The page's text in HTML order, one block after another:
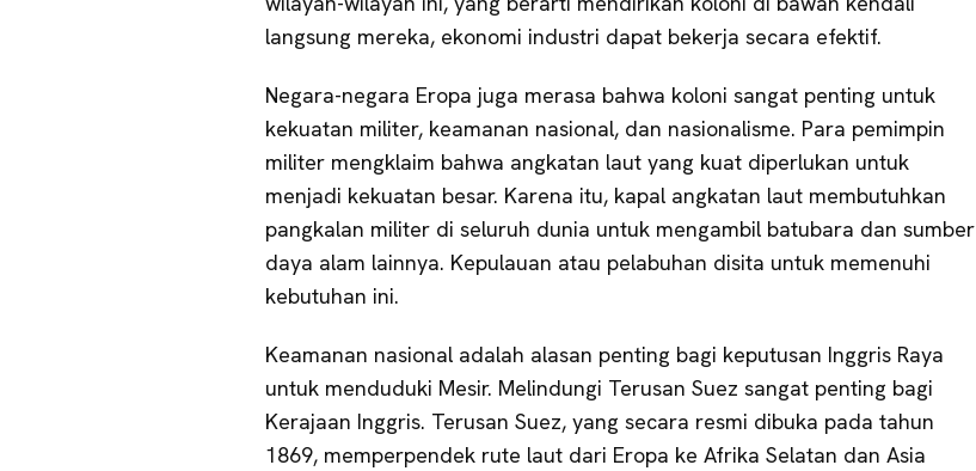
langsung mereka, ekonomi industri dapat bekerja secara efektif.
Negara-negara Eropa juga merasa bahwa koloni sangat penting untuk
kekuatan militer, keamanan nasional, dan nasionalisme. Para pemimpin
militer mengklaim bahwa angkatan laut yang kuat diperlukan untuk
menjadi kekuatan besar. Karena itu, kapal angkatan laut membutuhkan
pangkalan militer di seluruh dunia untuk mengambil batubara dan sumber
daya alam lainnya. Kepulauan atau pelabuhan disita untuk memenuhi
kebutuhan ini.
Keamanan nasional adalah alasan penting bagi keputusan Inggris Raya
untuk menduduki Mesir. Melindungi Terusan Suez sangat penting bagi
Kerajaan Inggris. Terusan Suez, yang secara resmi dibuka pada tahun
1869, memperpendek rute laut dari Eropa ke Afrika Selatan dan Asia